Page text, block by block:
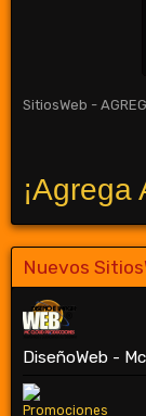
SitiosWeb -
¡Agrega
Nuevos
DiseñoWeb -